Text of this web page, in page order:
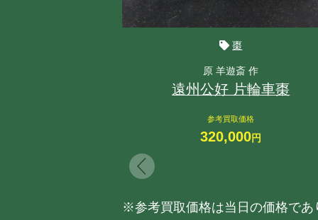
棗
原 羊遊斎 作
遠州公好 片輪車棗
参考買取価格
320,000円
※参考買取価格は当日の価格であ